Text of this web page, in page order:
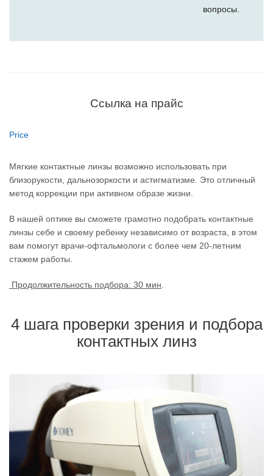
вопросы.
Ссылка на прайс
Price
Мягкие контактные линзы возможно использовать при
близорукости, дальнозоркости и астигматизме. Это отличный
метод коррекции при активном образе жизни.
В нашей оптике вы сможете грамотно подобрать контактные
линзы себе и своему ребенку независимо от возраста, в этом
вам помогут врачи-офтальмологи с более чем 20-летним
стажем работы.
Продолжительность подбора: 30 мин
4 шага проверки зрения и подбора
контактных линз